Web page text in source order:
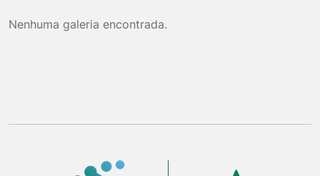
Nenhuma galeria encontrada.